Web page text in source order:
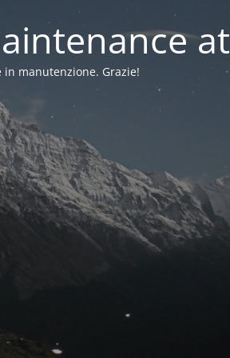
in manutenzione. Grazie!